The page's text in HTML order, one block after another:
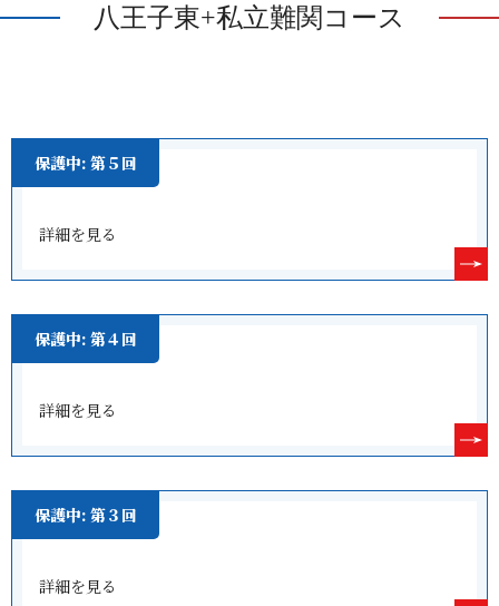
八王子東+私立難関コース
保護中: 第５回
詳細を見る
保護中: 第４回
詳細を見る
保護中: 第３回
詳細を見る